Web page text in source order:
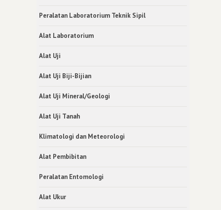
Peralatan Laboratorium Teknik Sipil
Alat Laboratorium
Alat Uji
Alat Uji Biji-Bijian
Alat Uji Mineral/Geologi
Alat Uji Tanah
Klimatologi dan Meteorologi
Alat Pembibitan
Peralatan Entomologi
Alat Ukur